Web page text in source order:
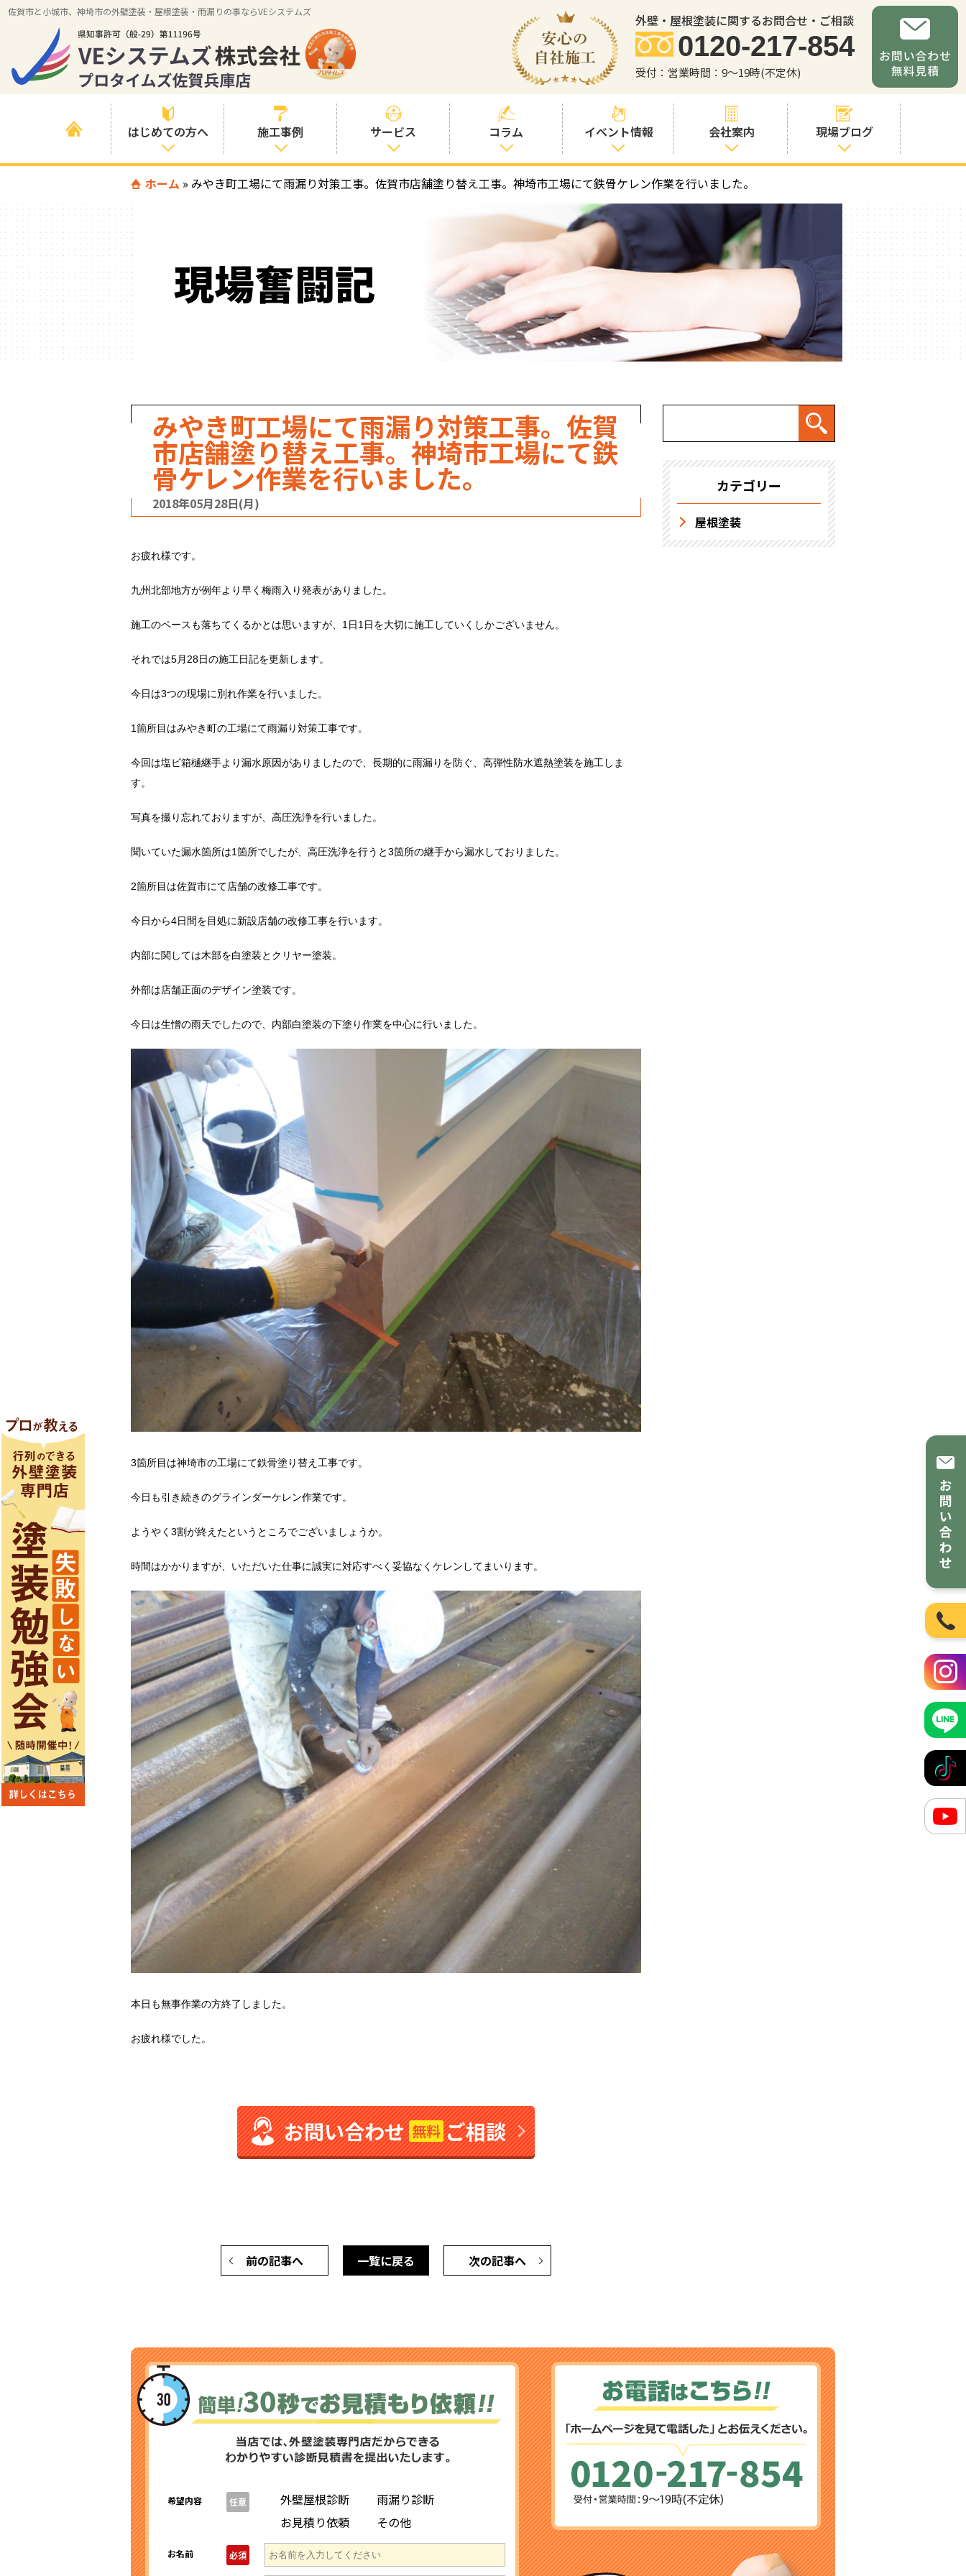
佐賀市と小城市、神埼市の外壁塗装・屋根塗装・雨漏りの事ならVEシステムズ
外壁・屋根塗装に関するお問合せ・ご相談
0120-217-854
受付：営業時間：9～19時(不定休)
はじめての方へ
はじめて外壁塗
いる方へ
喜んでいただけ
る３つの理由
施工事例
すべての事例
例
色の事例
サービス
塗装プランと価
お客様との交流
を大切に
見積書の見方
コラム
社長コラム
塗装コラム
塗料コラム
イベント情報 会社案内
会社案内
職人・スタッフ
紹介
お問い合わせか
らの流れ
求人情報
現場ブログ
ホーム » みやき町工場にて雨漏り対策工事。佐賀市店舗塗り替え工事。神埼市工場にて鉄骨ケレン作業を行いました。
現場奮闘記
みやき町工場にて雨漏り対策工事。佐賀
市店舗塗り替え工事。神埼市工場にて鉄
骨ケレン作業を行いました。
2018年05月28日(月)
お疲れ様です。
九州北部地方が例年より早く梅雨入り発表がありました。
施工のペースも落ちてくるかとは思いますが、1日1日を大切に施工していくしかございません。
それでは5月28日の施工日記を更新します。
今日は3つの現場に別れ作業を行いました。
1箇所目はみやき町の工場にて雨漏り対策工事です。
今回は塩ビ箱樋継手より漏水原因がありましたので、長期的に雨漏りを防ぐ、高弾性防水遮熱塗装を施工しま
す。
写真を撮り忘れておりますが、高圧洗浄を行いました。
聞いていた漏水箇所は1箇所でしたが、高圧洗浄を行うと3箇所の継手から漏水しておりました。
2箇所目は佐賀市にて店舗の改修工事です。
今日から4日間を目処に新設店舗の改修工事を行います。
内部に関しては木部を白塗装とクリヤー塗装。
外部は店舗正面のデザイン塗装です。
今日は生憎の雨天でしたので、内部白塗装の下塗り作業を中心に行いました。
3箇所目は神埼市の工場にて鉄骨塗り替え工事です。
今日も引き続きのグラインダーケレン作業です。
ようやく3割が終えたというところでございましょうか。
時間はかかりますが、いただいた仕事に誠実に対応すべく妥協なくケレンしてまいります。
本日も無事作業の方終了しました。
お疲れ様でした。
お問い合わせ無料 ご相談
前の記事へ 次の記事へ
一覧に戻る
カテゴリー
屋根塗装
希望内容 任意 外壁屋根診断
雨漏り診断
お見積り依頼
その他
お名前 必須